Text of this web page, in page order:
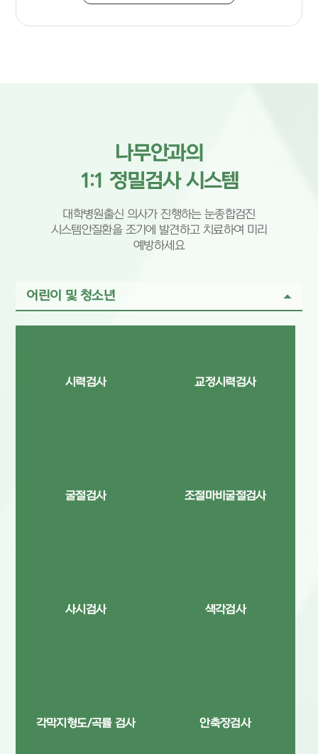
나무안과의
1:1 정밀검사 시스템
대학병원출신 의사가 진행하는 눈종합검진
시스템안질환을 조기에 발견하고 치료하여 미리
예방하세요
어린이 및 청소년
시력검사 교정시력검사
굴절검사 조절마비굴절검사
사시검사 색각검사
각막지형도/곡률 검사 안축장검사